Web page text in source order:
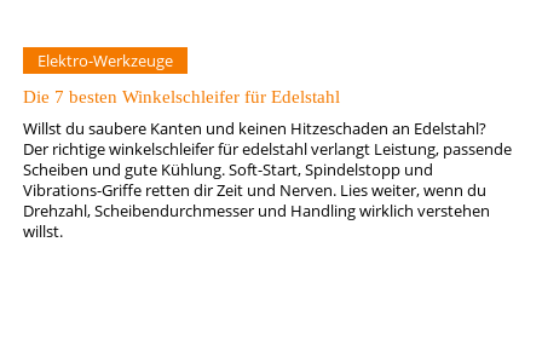
Elektro-Werkzeuge
Die 7 besten Winkelschleifer für Edelstahl
Willst du saubere Kanten und keinen Hitzeschaden an Edelstahl?
Der richtige winkelschleifer für edelstahl verlangt Leistung, passende
Scheiben und gute Kühlung. Soft-Start, Spindelstopp und
Vibrations-Griffe retten dir Zeit und Nerven. Lies weiter, wenn du
Drehzahl, Scheibendurchmesser und Handling wirklich verstehen
willst.